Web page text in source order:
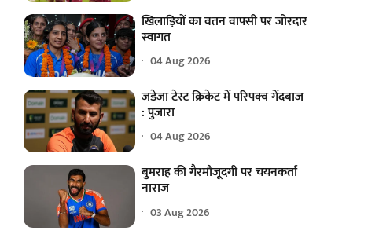
खिलाड़ियों का वतन वापसी पर जोरदार
स्वागत
04 Aug 2026
जडेजा टेस्ट क्रिकेट में परिपक्व गेंदबाज
: पुजारा
04 Aug 2026
बुमराह की गैरमौजूदगी पर चयनकर्ता
नाराज
03 Aug 2026